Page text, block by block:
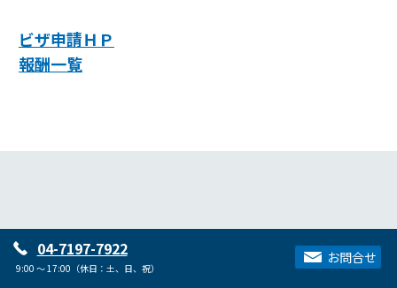
04-7197-7922
9:00 ～ 17:00（休日：土、日、祝）
お問合せ
ビザ申請ＨＰ
報酬一覧